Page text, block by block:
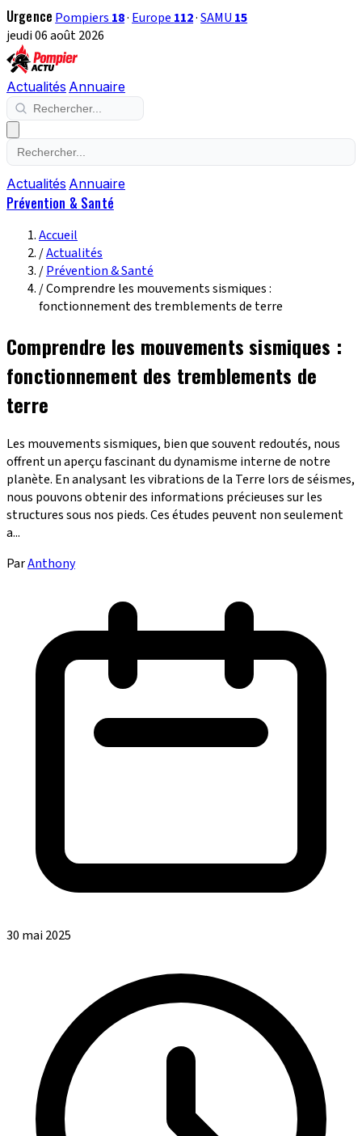
Urgence Pompiers 18· Europe 112·SAMU 15
jeudi 06 août 2026
Actualités Annuaire
Actualités Annuaire
Prévention & Santé
Accueil
/Actualités
/Prévention & Santé
/Comprendre les mouvements sismiques :
fonctionnement des tremblements de terre
Comprendre les mouvements sismiques :
fonctionnement des tremblements de
terre
Les mouvements sismiques, bien que souvent redoutés, nous
offrent un aperçu fascinant du dynamisme interne de notre
planète. En analysant les vibrations de la Terre lors de séismes,
nous pouvons obtenir des informations précieuses sur les
structures sous nos pieds. Ces études peuvent non seulement
a...
ParAnthony
30 mai 2025